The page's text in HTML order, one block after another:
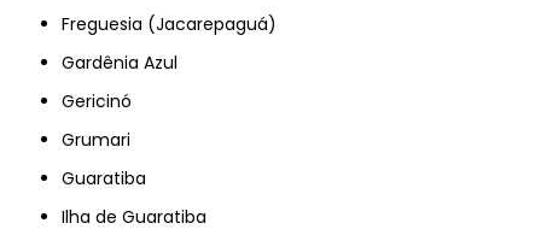
Freguesia (Jacarepaguá)
Gardênia Azul
Gericinó
Grumari
Guaratiba
Ilha de Guaratiba